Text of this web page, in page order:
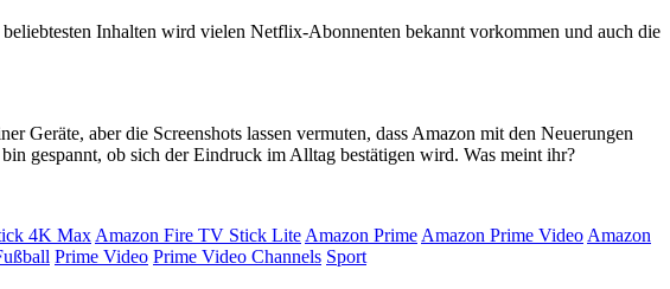
Inhalten wird vielen Netflix-Abonnenten bekannt vorkommen und auch die
Geräte, aber die Screenshots lassen vermuten, dass Amazon mit den Neuerungen
gespannt, ob sich der Eindruck im Alltag bestätigen wird. Was meint ihr?
4K Max Amazon Fire TV Stick Lite Amazon Prime Amazon Prime Video Amazon
Prime Video Prime Video Channels Sport